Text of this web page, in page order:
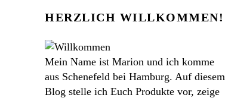
HERZLICH WILLKOMMEN!
Mein Name ist Marion und ich komme
aus Schenefeld bei Hamburg. Auf diesem
Blog stelle ich Euch Produkte vor, zeige